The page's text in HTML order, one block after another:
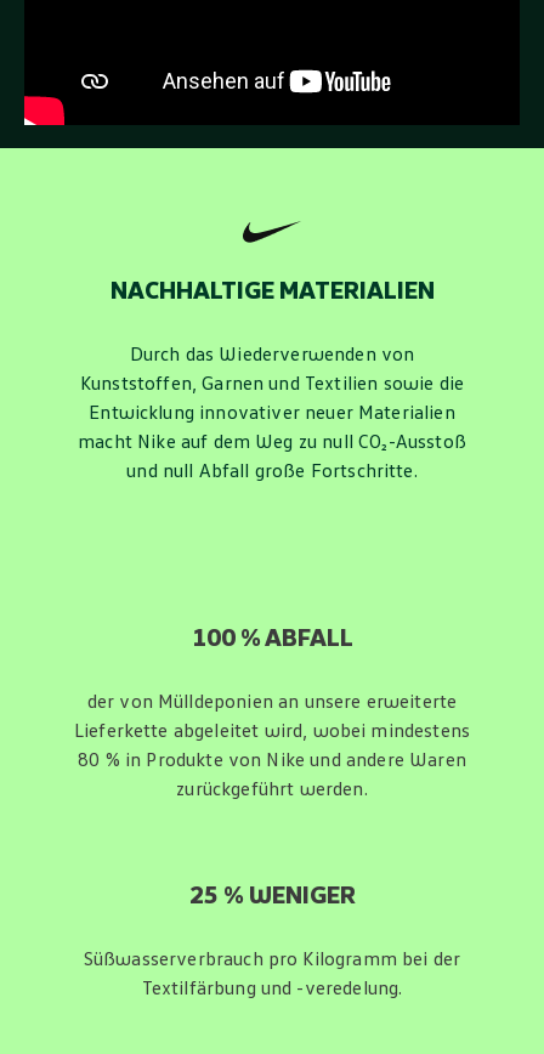
NACHHALTIGE MATERIALIEN
Durch das Wiederverwenden von
Kunststoffen, Garnen und Textilien sowie die
Entwicklung innovativer neuer Materialien
macht Nike auf dem Weg zu null CO₂-Ausstoß
und null Abfall große Fortschritte.
100 % ABFALL
der von Mülldeponien an unsere erweiterte
Lieferkette abgeleitet wird, wobei mindestens
80 % in Produkte von Nike und andere Waren
zurückgeführt werden.
25 % WENIGER
Süßwasserverbrauch pro Kilogramm bei der
Textilfärbung und -veredelung.